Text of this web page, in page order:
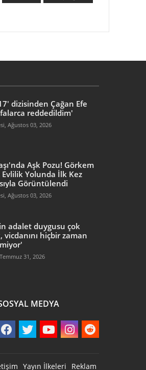
dizisinden Çağan Efe
reddedildim'
Ağustos 03, 2026
Aşk Pozu! Görkem
Yolunda İlk Kez
Görüntülendi
Ağustos 03, 2026
adalet duygusu çok
vicdanını hiçbir zaman
31, 2026
MEDYA
Yayın İlkeleri Reklam